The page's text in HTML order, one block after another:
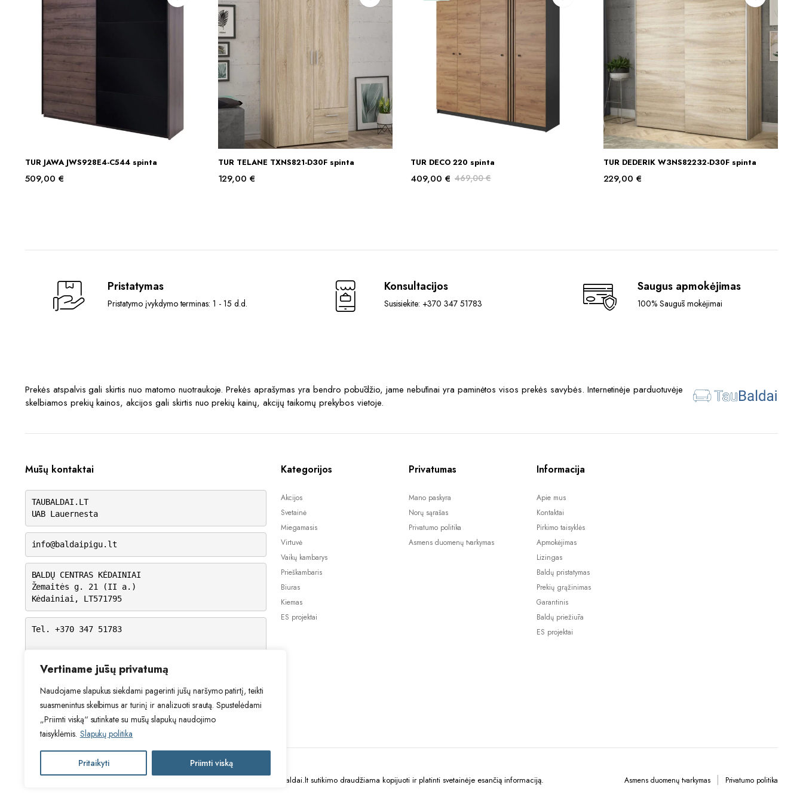
Vertiname jūsų privatumą
Naudojame slapukus siekdami pagerinti jūsų naršymo patirtį, teikti
suasmenintus skelbimus ar turinį ir analizuoti srautą. Spustelėdami
„Priimti viską“ sutinkate su mūsų slapukų naudojimo
taisyklėmis. Slapukų politika
Pritaikyti Priimti viską
Į KREPŠELĮ
TUR JAWA JWS928E4-C544 spinta
509,00 €
Į KREPŠELĮ
TUR TELANE TXNS821-D30F spinta
129,00€
Į KREPŠELĮ
TUR DECO 220 spinta
469,00€
409,00 €
Į KREPŠELĮ
TUR DEDERIK W3NS82232-D30F spinta
229,00€
Pristatymas
Pristatymo įvykdymo terminas: 1 - 15 d.d.
Konsultacijos
Susisiekite: +370 347 51783
Saugus apmokėjimas
100% Saugūs mokėjimai
Prekės atspalvis gali skirtis nuo matomo nuotraukoje. Prekės aprašymas yra bendro pobūdžio, jame nebūtinai yra paminėtos visos prekės savybės. Internetinėje parduotuvėje
skelbiamos prekių kainos, akcijos gali skirtis nuo prekių kainų, akcijų taikomų prekybos vietoje.
Mūsų kontaktai
TAUBALDAI.LT
UAB Lauernesta
info@baldaipigu.lt
BALDŲ CENTRAS KĖDAINIAI
Žemaitės g. 21 (II a.)
Kėdainiai, LT571795
Tel. +370 347 51783
VI: 9.00 – 15.00
VII: Nedirbame
Kategorijos
Akcijos
Svetainė
Miegamasis
Virtuvė
Vaikų kambarys
Prieškambaris
Biuras
Kiemas
ES projektai
Privatumas
Mano paskyra
Norų sąrašas
Privatumo politika
Asmens duomenų tvarkymas
Informacija
Apie mus
Kontaktai
Pirkimo taisyklės
Apmokėjimas
Lizingas
Baldų pristatymas
Prekių grąžinimas
Garantinis
Baldų priežiūra
ES projektai
2024 © Visos teisės saugomos. Be TauBaldai.lt sutikimo draudžiama kopijuoti ir platinti svetainėje esančią informaciją. Asmens duomenų tvarkymas Privatumo politika